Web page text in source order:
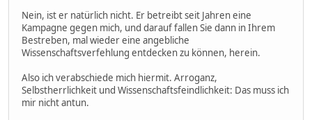
Nein, ist er natürlich nicht. Er betreibt seit Jahren eine
Kampagne gegen mich, und darauf fallen Sie dann in Ihrem
Bestreben, mal wieder eine angebliche
Wissenschaftsverfehlung entdecken zu können, herein.
Also ich verabschiede mich hiermit. Arroganz,
Selbstherrlichkeit und Wissenschaftsfeindlichkeit: Das muss ich
mir nicht antun.